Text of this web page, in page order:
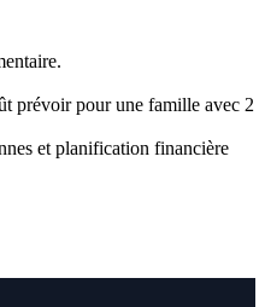
prévoir pour une famille avec 2
et planification financière